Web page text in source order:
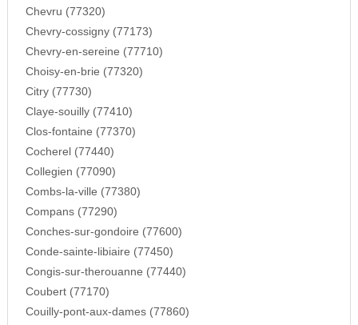
Chevru (77320)
Chevry-cossigny (77173)
Chevry-en-sereine (77710)
Choisy-en-brie (77320)
Citry (77730)
Claye-souilly (77410)
Clos-fontaine (77370)
Cocherel (77440)
Collegien (77090)
Combs-la-ville (77380)
Compans (77290)
Conches-sur-gondoire (77600)
Conde-sainte-libiaire (77450)
Congis-sur-therouanne (77440)
Coubert (77170)
Couilly-pont-aux-dames (77860)